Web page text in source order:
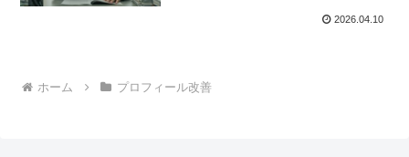
2026.04.10
ホーム プロフィール改善